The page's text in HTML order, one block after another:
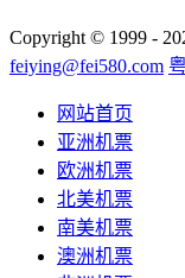
Copyright © 1999 -
feiying@fei580.com
网站首页
亚洲机票
欧洲机票
北美机票
南美机票
澳洲机票